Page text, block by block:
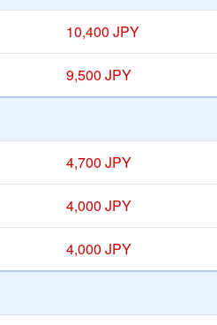
10,400 JPY
9,500 JPY
4,700 JPY
4,000 JPY
4,000 JPY